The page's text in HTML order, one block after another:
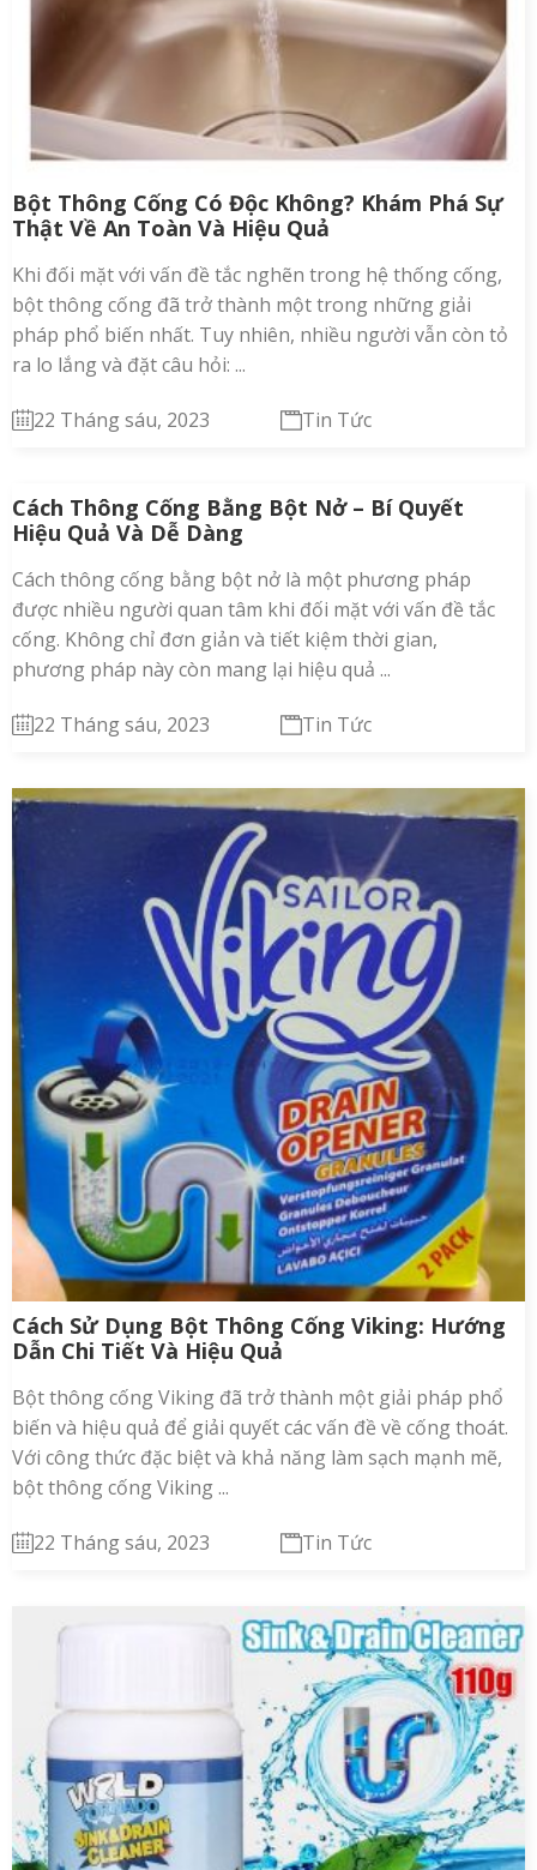
Bột Thông Cống Có Độc Không? Khám Phá Sự
Thật Về An Toàn Và Hiệu Quả
Khi đối mặt với vấn đề tắc nghẽn trong hệ thống cống,
bột thông cống đã trở thành một trong những giải
pháp phổ biến nhất. Tuy nhiên, nhiều người vẫn còn tỏ
ra lo lắng và đặt câu hỏi: ...
22 Tháng sáu, 2023 Tin Tức
Cách Thông Cống Bằng Bột Nở – Bí Quyết
Hiệu Quả Và Dễ Dàng
Cách thông cống bằng bột nở là một phương pháp
được nhiều người quan tâm khi đối mặt với vấn đề tắc
cống. Không chỉ đơn giản và tiết kiệm thời gian,
phương pháp này còn mang lại hiệu quả ...
22 Tháng sáu, 2023 Tin Tức
Cách Sử Dụng Bột Thông Cống Viking: Hướng
Dẫn Chi Tiết Và Hiệu Quả
Bột thông cống Viking đã trở thành một giải pháp phổ
biến và hiệu quả để giải quyết các vấn đề về cống thoát.
Với công thức đặc biệt và khả năng làm sạch mạnh mẽ,
bột thông cống Viking ...
22 Tháng sáu, 2023 Tin Tức